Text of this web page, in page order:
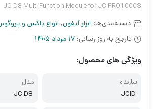
JC D8 Multi Function Module for JC PRO1000S
دسته‌بندی‌ها: ابزار آیفون, انواع باکس و پروگرمر
تاریخ به روز رسانی: 17 مرداد 1405
ویژگی های محصول:
سازنده
JCID
مدل
JC D8